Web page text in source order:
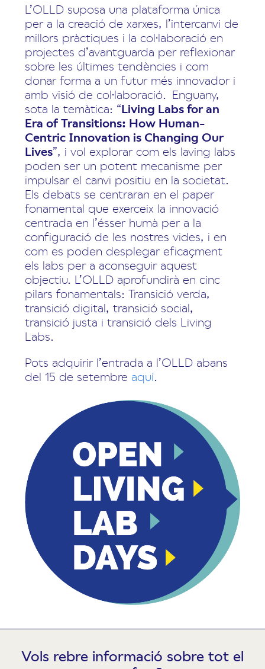
L’OLLD suposa una plataforma única
per a la creació de xarxes, l’intercanvi de
millors pràctiques i la col·laboració en
projectes d’avantguarda per reflexionar
sobre les últimes tendències i com
donar forma a un futur més innovador i
amb visió de col·laboració. Enguany,
sota la temàtica: “Living Labs for an
Era of Transitions: How Human-
Centric Innovation is Changing Our
Lives”, i vol explorar com els laving labs
poden ser un potent mecanisme per
impulsar el canvi positiu en la societat.
Els debats se centraran en el paper
fonamental que exerceix la innovació
centrada en l’ésser humà per a la
configuració de les nostres vides, i en
com es poden desplegar eficaçment
els labs per a aconseguir aquest
objectiu. L’OLLD aprofundirà en cinc
pilars fonamentals: Transició verda,
transició digital, transició social,
transició justa i transició dels Living
Labs.
Pots adquirir l’entrada a l’OLLD abans
del 15 de setembre aquí.
Vols rebre informació sobre tot el